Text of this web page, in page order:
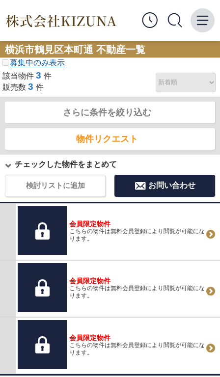
横浜市鶴見区本町通 不動産一覧
募集中のみ表示
該当物件 3 件
販売数 3 件
さらに条件を絞り込む
物件リクエスト
チェックした物件をまとめて
検討リストに追加 お問い合わせ
会員限定物件
こちらの物件は無料会員登録により閲覧が可能にな
ります。
会員限定物件
こちらの物件は無料会員登録により閲覧が可能にな
ります。
会員限定物件
こちらの物件は無料会員登録により閲覧が可能にな
ります。